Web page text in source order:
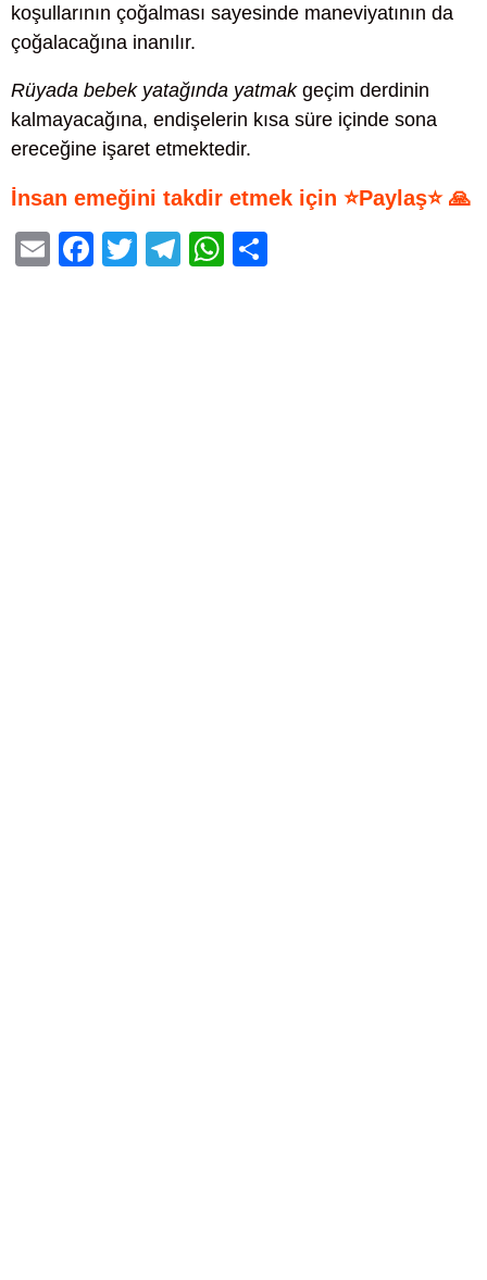
koşullarının çoğalması sayesinde maneviyatının da
çoğalacağına inanılır.
Rüyada bebek yatağında yatmakgeçim derdinin
kalmayacağına, endişelerin kısa süre içinde sona
ereceğine işaret etmektedir.
İnsan emeğini takdir etmek için ⭐Paylaş⭐ 🙏
E
F
T
T
W